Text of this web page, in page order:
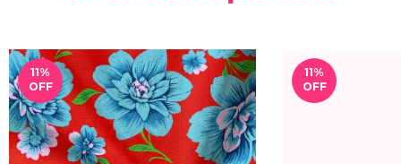
11%
OFF
11%
OFF